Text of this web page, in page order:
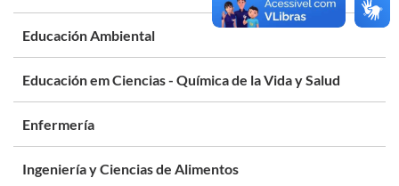
Educación Ambiental
Educación em Ciencias - Química de la Vida y Salud
Enfermería
Ingeniería y Ciencias de Alimentos